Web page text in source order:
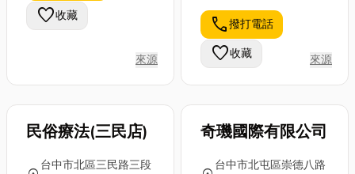
了，我們才會
注意到它。如
中秋節送禮 ...
別慌！小編就
來分享一下關
於家用冰箱
維...
favorite收藏
來源
call撥打電話
favorite收藏 來源
民俗療法(三民店)
台中市北區三民路三段
奇璣國際有限公司
台中市北屯區崇德八路